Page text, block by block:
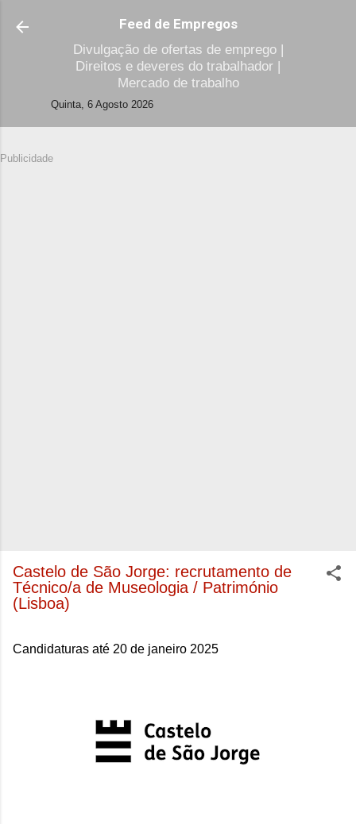
Avançar para o conteúdo principal
Feed de Empregos
Divulgação de ofertas de emprego |
Direitos e deveres do trabalhador |
Mercado de trabalho
Quinta, 6 Agosto 2026
Publicidade
Castelo de São Jorge: recrutamento de
Técnico/a de Museologia / Património
(Lisboa)
Candidaturas até 20 de janeiro 2025